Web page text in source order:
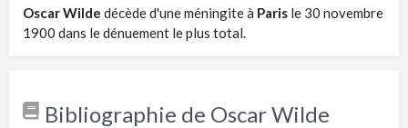
Oscar Wilde décède d'une méningite à Paris le 30 novembre
1900 dans le dénuement le plus total.
Bibliographie de Oscar Wilde